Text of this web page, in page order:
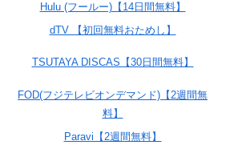
Hulu (フールー)【14日間無料】
dTV 【初回無料おためし】
TSUTAYA DISCAS【30日間無料】
FOD(フジテレビオンデマンド)【2週間無
料】
Paravi【2週間無料】